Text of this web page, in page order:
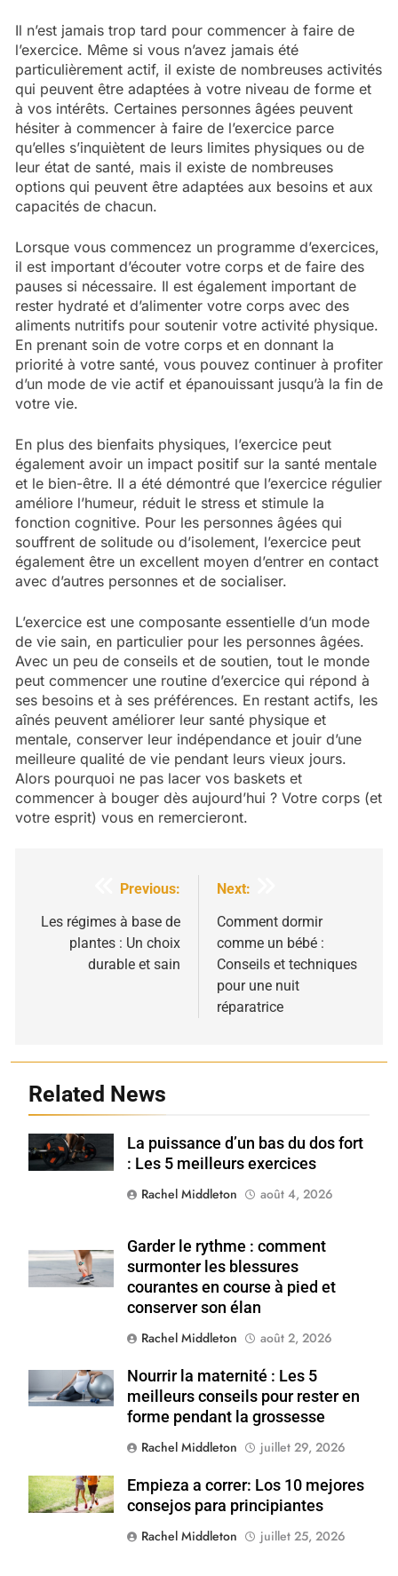
Il n’est jamais trop tard pour commencer à faire de
l’exercice. Même si vous n’avez jamais été
particulièrement actif, il existe de nombreuses activités
qui peuvent être adaptées à votre niveau de forme et
à vos intérêts. Certaines personnes âgées peuvent
hésiter à commencer à faire de l’exercice parce
qu’elles s’inquiètent de leurs limites physiques ou de
leur état de santé, mais il existe de nombreuses
options qui peuvent être adaptées aux besoins et aux
capacités de chacun.
Lorsque vous commencez un programme d’exercices,
il est important d’écouter votre corps et de faire des
pauses si nécessaire. Il est également important de
rester hydraté et d’alimenter votre corps avec des
aliments nutritifs pour soutenir votre activité physique.
En prenant soin de votre corps et en donnant la
priorité à votre santé, vous pouvez continuer à profiter
d’un mode de vie actif et épanouissant jusqu’à la fin de
votre vie.
En plus des bienfaits physiques, l’exercice peut
également avoir un impact positif sur la santé mentale
et le bien-être. Il a été démontré que l’exercice régulier
améliore l’humeur, réduit le stress et stimule la
fonction cognitive. Pour les personnes âgées qui
souffrent de solitude ou d’isolement, l’exercice peut
également être un excellent moyen d’entrer en contact
avec d’autres personnes et de socialiser.
L’exercice est une composante essentielle d’un mode
de vie sain, en particulier pour les personnes âgées.
Avec un peu de conseils et de soutien, tout le monde
peut commencer une routine d’exercice qui répond à
ses besoins et à ses préférences. En restant actifs, les
aînés peuvent améliorer leur santé physique et
mentale, conserver leur indépendance et jouir d’une
meilleure qualité de vie pendant leurs vieux jours.
Alors pourquoi ne pas lacer vos baskets et
commencer à bouger dès aujourd’hui ? Votre corps (et
votre esprit) vous en remercieront.
Navigation
de
l’article
Previous:
Les régimes à base de
plantes : Un choix
durable et sain
Next:
Comment dormir
comme un bébé :
Conseils et techniques
pour une nuit
réparatrice
Related News
Shutterstock
La puissance d’un bas du dos fort
: Les 5 meilleurs exercices
Rachel Middleton
août 4, 2026
Shutterstock
Garder le rythme : comment
surmonter les blessures
courantes en course à pied et
conserver son élan
Rachel Middleton
août 2, 2026
Shutterstock
Nourrir la maternité : Les 5
meilleurs conseils pour rester en
forme pendant la grossesse
Rachel Middleton
juillet 29, 2026
Shutterstock
Empieza a correr: Los 10 mejores
consejos para principiantes
Rachel Middleton
juillet 25, 2026